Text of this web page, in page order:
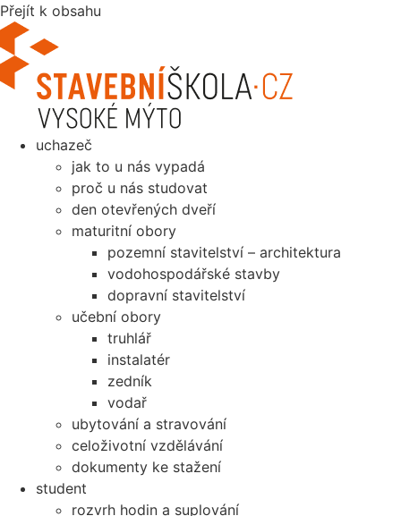
Přejít k obsahu
uchazeč
jak to u nás vypadá
proč u nás studovat
den otevřených dveří
maturitní obory
pozemní stavitelství – architektura
vodohospodářské stavby
dopravní stavitelství
učební obory
truhlář
instalatér
zedník
vodař
ubytování a stravování
celoživotní vzdělávání
dokumenty ke stažení
student
rozvrh hodin a suplování